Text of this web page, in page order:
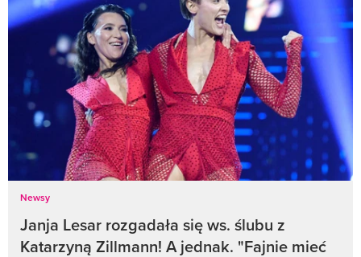
Newsy
Janja Lesar rozgadała się ws. ślubu z
Katarzyną Zillmann! A jednak. "Fajnie mieć